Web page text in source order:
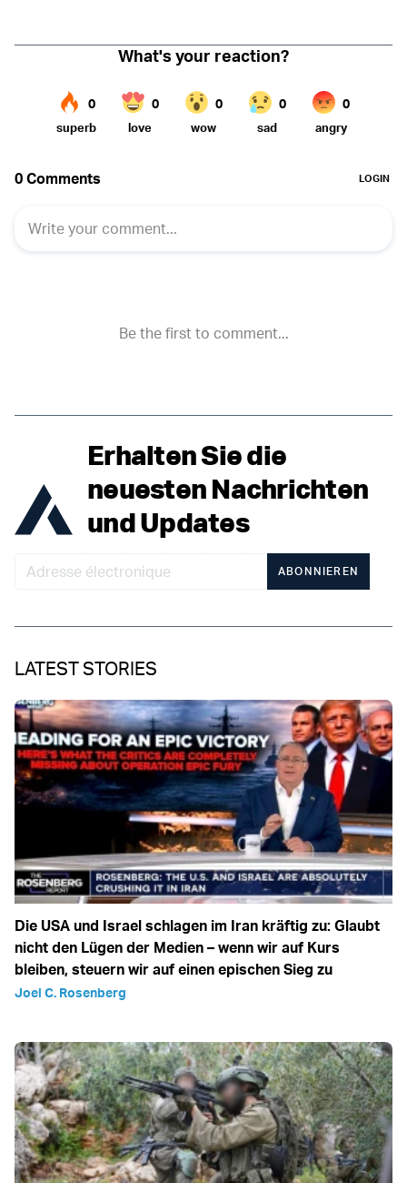
Erhalten Sie die
neuesten Nachrichten
und Updates
ABONNIEREN
LATEST STORIES
Die USA und Israel schlagen im Iran kräftig zu: Glaubt
nicht den Lügen der Medien – wenn wir auf Kurs
bleiben, steuern wir auf einen epischen Sieg zu
Joel C. Rosenberg